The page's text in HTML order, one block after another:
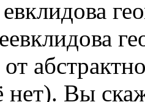
нет). Вы